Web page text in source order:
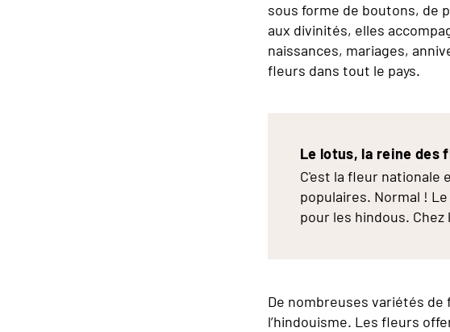
sous forme de boutons, de
aux divinités, elles
naissances, mariages,
fleurs dans tout le pays.
Le lotus, la reine des
C'est la fleur nationale
populaires. Normal !
pour les hindous.
De nombreuses variétés
l’hindouisme. Les fleurs